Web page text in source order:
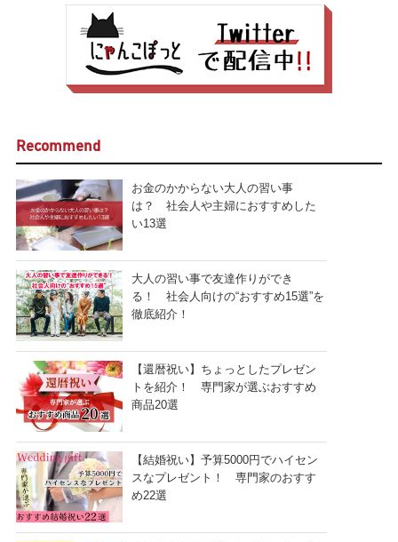
Recommend
お金のかからない大人の習い事
は？ 社会人や主婦におすすめした
い13選
大人の習い事で友達作りができ
る！ 社会人向けの“おすすめ15選”を
徹底紹介！
【還暦祝い】ちょっとしたプレゼン
トを紹介！ 専門家が選ぶおすすめ
商品20選
【結婚祝い】予算5000円でハイセン
スなプレゼント！ 専門家のおすす
め22選